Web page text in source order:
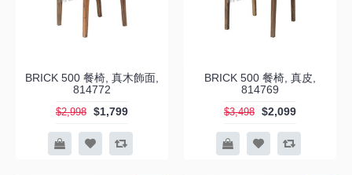
BRICK 500 餐椅, 真木飾面,
814772
$2,998 $1,799
BRICK 500 餐椅, 真皮,
814769
$3,498 $2,099